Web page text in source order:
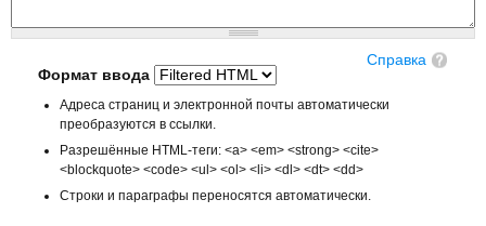
Справка
Формат ввода
Адреса страниц и электронной почты автоматически
преобразуются в ссылки.
Разрешённые HTML-теги: <a> <em> <strong> <cite>
<blockquote> <code> <ul> <ol> <li> <dl> <dt> <dd>
Строки и параграфы переносятся автоматически.